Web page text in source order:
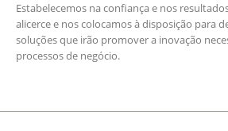
Estabelecemos na confiança e nos
alicerce e nos colocamos à disposição para
soluções que irão promover a inovação
processos de negócio.